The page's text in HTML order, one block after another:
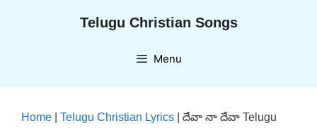
Telugu Christian Songs
Menu
Home Telugu Christian Lyrics
దేవా నా దేవా Telugu